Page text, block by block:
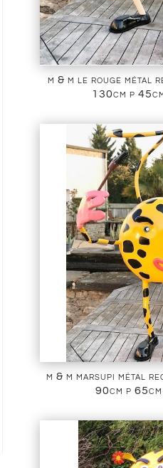
m & m le rouge métal
130cm p
m & m marsupi métal
90cm p